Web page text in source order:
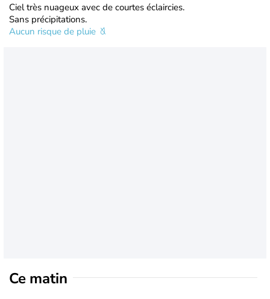
Ciel très nuageux avec de courtes éclaircies.
Sans précipitations.
Aucun risque de pluie
Ce matin